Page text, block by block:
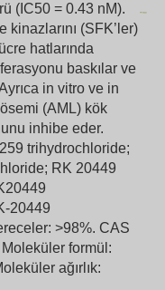
(IC50 = 0.43 nM).
kinazlarını (SFK’ler)
hatlarında
baskılar ve
in vitro ve in
(AML) kök
inhibe eder.
trihydrochloride;
RK 20449
20449
>98%. CAS
formül:
ağırlık: